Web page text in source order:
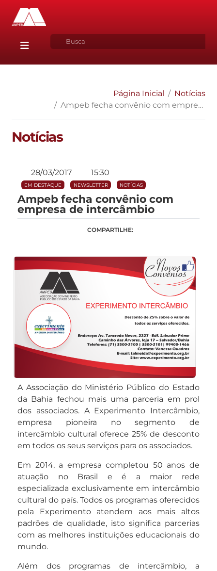
Página Inicial
Notícias
Ampeb fecha convênio com empresa de intercâmbio
Notícias
28/03/2017 15:30
EM DESTAQUE NEWSLETTER NOTÍCIAS
Ampeb fecha convênio com
empresa de intercâmbio
COMPARTILHE:
A Associação do Ministério Público do Estado
da Bahia fechou mais uma parceria em prol
dos associados. A Experimento Intercâmbio,
empresa pioneira no segmento de
intercâmbio cultural oferece 25% de desconto
em todos os seus serviços para os associados.
Em 2014, a empresa completou 50 anos de
atuação no Brasil e é a maior rede
especializada exclusivamente em intercâmbio
cultural do país. Todos os programas oferecidos
pela Experimento atendem aos mais altos
padrões de qualidade, isto significa parcerias
com as melhores instituições educacionais do
mundo.
Além dos programas de intercâmbio, a